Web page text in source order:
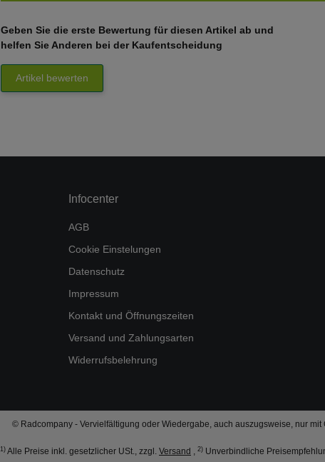
Geben Sie die erste Bewertung für diesen Artikel ab und
helfen Sie Anderen bei der Kaufentscheidung
Artikel bewerten
Infocenter
AGB
Cookie Einstelungen
Datenschutz
Impressum
Kontakt und Öffnungszeiten
Versand und Zahlungsarten
Widerrufsbelehrung
© Radcompany - Vervielfältigung oder Wiedergabe, auch auszugsweise, nur mit
1) Alle Preise inkl. gesetzlicher USt., zzgl. Versand , 2) Unverbindliche